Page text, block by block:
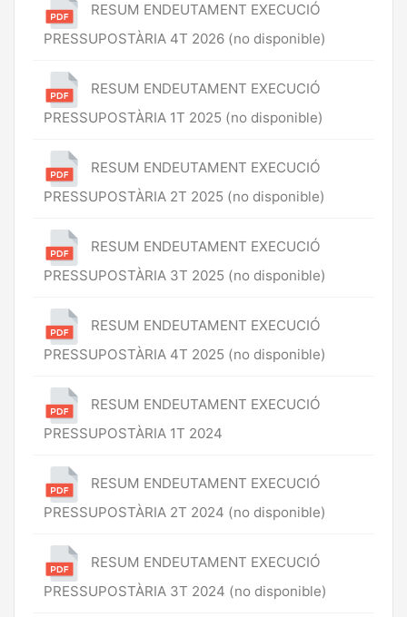
RESUM ENDEUTAMENT EXECUCIÓ
PRESSUPOSTÀRIA 4T 2026 (no disponible)
RESUM ENDEUTAMENT EXECUCIÓ
PRESSUPOSTÀRIA 1T 2025 (no disponible)
RESUM ENDEUTAMENT EXECUCIÓ
PRESSUPOSTÀRIA 2T 2025 (no disponible)
RESUM ENDEUTAMENT EXECUCIÓ
PRESSUPOSTÀRIA 3T 2025 (no disponible)
RESUM ENDEUTAMENT EXECUCIÓ
PRESSUPOSTÀRIA 4T 2025 (no disponible)
RESUM ENDEUTAMENT EXECUCIÓ
PRESSUPOSTÀRIA 1T 2024
RESUM ENDEUTAMENT EXECUCIÓ
PRESSUPOSTÀRIA 2T 2024 (no disponible)
RESUM ENDEUTAMENT EXECUCIÓ
PRESSUPOSTÀRIA 3T 2024 (no disponible)